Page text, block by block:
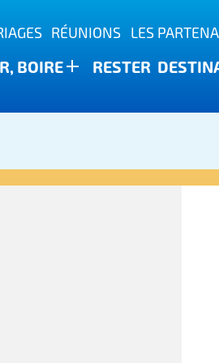
RÉUNIONS LES
BOIRE RESTER